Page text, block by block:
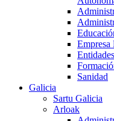
Empresa
Sanidad
Galicia
Sartu Galicia
Arloak